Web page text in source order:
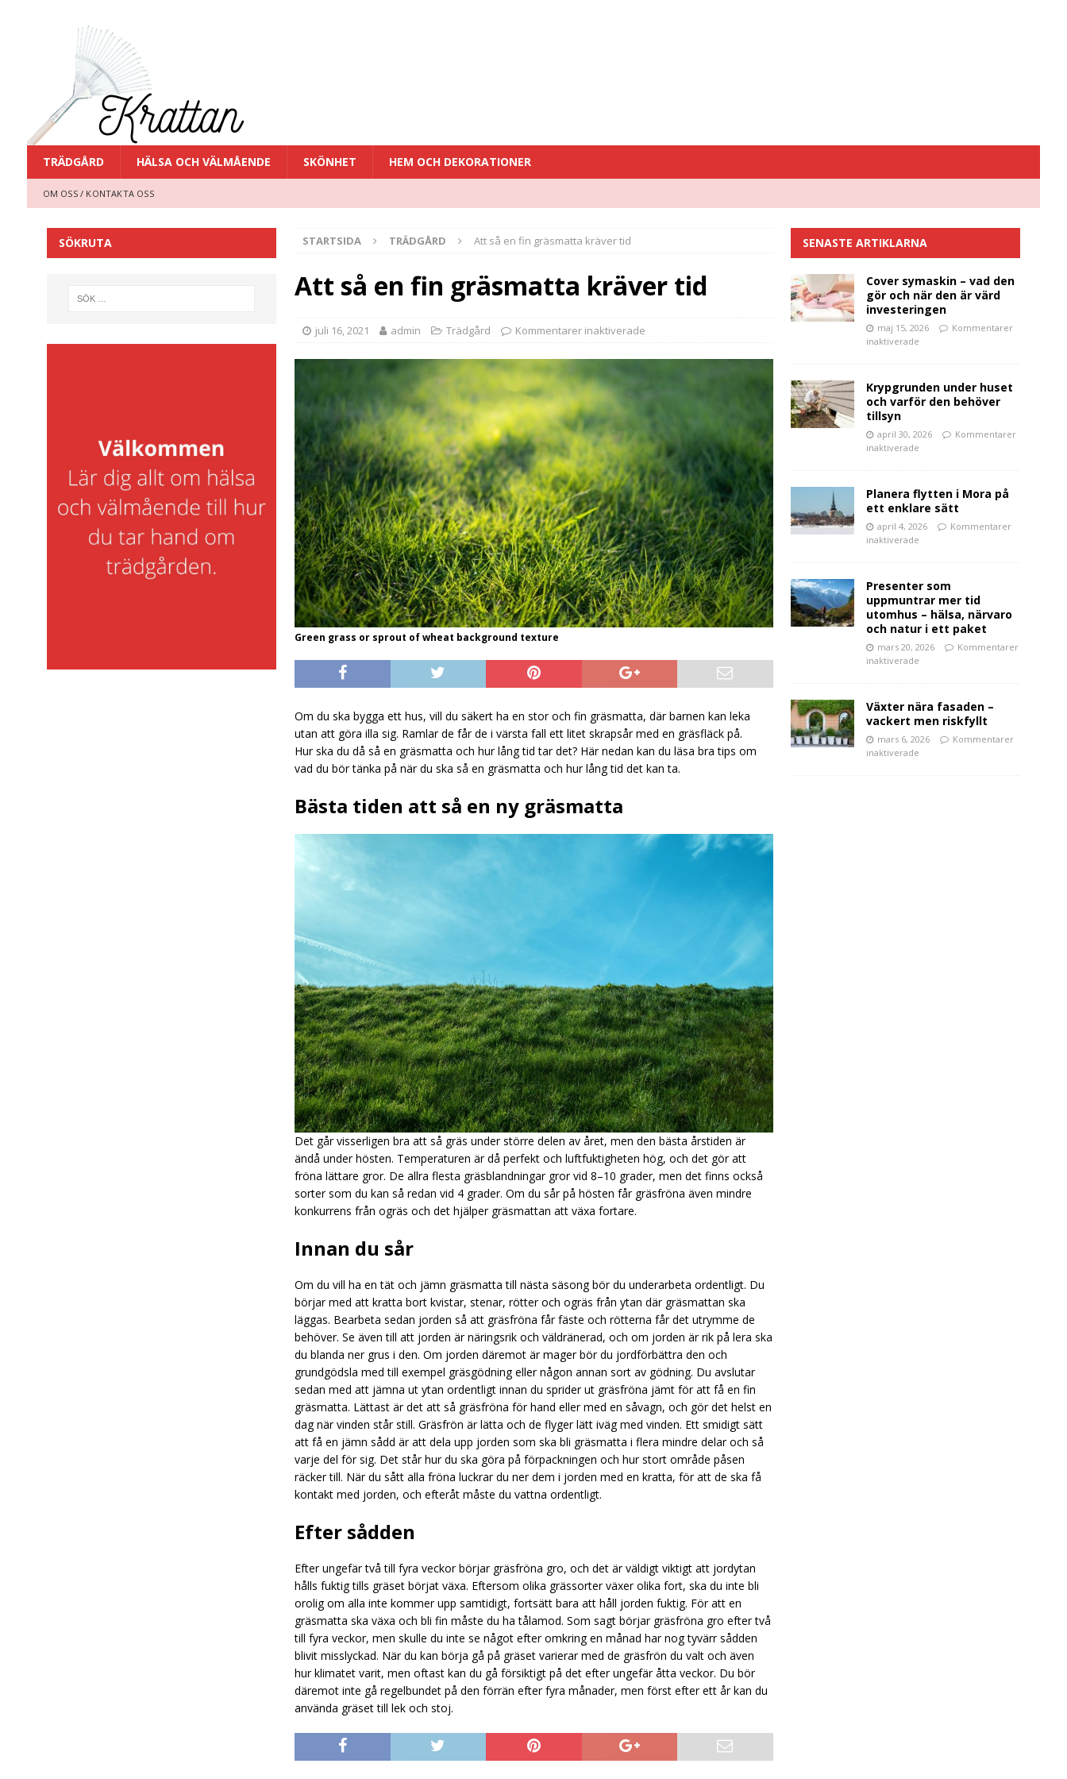
TRÄDGÅRD HÄLSA OCH VÄLMÅENDE SKÖNHET HEM OCH DEKORATIONER
OM OSS / KONTAKTA OSS
STARTSIDA TRÄDGÅRD Att så en fin gräsmatta kräver tid
Att så en fin gräsmatta kräver tid
juli 16, 2021 admin Trädgård Kommentarer inaktiverade
Green grass or sprout of wheat background texture
Om du ska bygga ett hus, vill du säkert ha en stor och fin gräsmatta, där barnen kan leka
utan att göra illa sig. Ramlar de får de i värsta fall ett litet skrapsår med en gräsfläck på.
Hur ska du då så en gräsmatta och hur lång tid tar det? Här nedan kan du läsa bra tips om
vad du bör tänka på när du ska så en gräsmatta och hur lång tid det kan ta.
Bästa tiden att så en ny gräsmatta
Det går visserligen bra att så gräs under större delen av året, men den bästa årstiden är
ändå under hösten. Temperaturen är då perfekt och luftfuktigheten hög, och det gör att
fröna lättare gror. De allra flesta gräsblandningar gror vid 8–10 grader, men det finns också
sorter som du kan så redan vid 4 grader. Om du sår på hösten får gräsfröna även mindre
konkurrens från ogräs och det hjälper gräsmattan att växa fortare.
Innan du sår
Om du vill ha en tät och jämn gräsmatta till nästa säsong bör du underarbeta ordentligt. Du
börjar med att kratta bort kvistar, stenar, rötter och ogräs från ytan där gräsmattan ska
läggas. Bearbeta sedan jorden så att gräsfröna får fäste och rötterna får det utrymme de
behöver. Se även till att jorden är näringsrik och väldränerad, och om jorden är rik på lera ska
du blanda ner grus i den. Om jorden däremot är mager bör du jordförbättra den och
grundgödsla med till exempel gräsgödning eller någon annan sort av gödning. Du avslutar
sedan med att jämna ut ytan ordentligt innan du sprider ut gräsfröna jämt för att få en fin
gräsmatta. Lättast är det att så gräsfröna för hand eller med en såvagn, och gör det helst en
dag när vinden står still. Gräsfrön är lätta och de flyger lätt iväg med vinden. Ett smidigt sätt
att få en jämn sådd är att dela upp jorden som ska bli gräsmatta i flera mindre delar och så
varje del för sig. Det står hur du ska göra på förpackningen och hur stort område påsen
räcker till. När du sått alla fröna luckrar du ner dem i jorden med en kratta, för att de ska få
kontakt med jorden, och efteråt måste du vattna ordentligt.
Efter sådden
Efter ungefär två till fyra veckor börjar gräsfröna gro, och det är väldigt viktigt att jordytan
hålls fuktig tills gräset börjat växa. Eftersom olika grässorter växer olika fort, ska du inte bli
orolig om alla inte kommer upp samtidigt, fortsätt bara att håll jorden fuktig. För att en
gräsmatta ska växa och bli fin måste du ha tålamod. Som sagt börjar gräsfröna gro efter två
till fyra veckor, men skulle du inte se något efter omkring en månad har nog tyvärr sådden
blivit misslyckad. När du kan börja gå på gräset varierar med de gräsfrön du valt och även
hur klimatet varit, men oftast kan du gå försiktigt på det efter ungefär åtta veckor. Du bör
däremot inte gå regelbundet på den förrän efter fyra månader, men först efter ett år kan du
använda gräset till lek och stoj.
SÖKRUTA SENASTE ARTIKLARNA
Cover symaskin – vad den
gör och när den är värd
investeringen
maj 15, 2026
Kommentarer
inaktiverade
Krypgrunden under huset
och varför den behöver
tillsyn
april 30, 2026
Kommentarer
inaktiverade
Planera flytten i Mora på
ett enklare sätt
april 4, 2026
Kommentarer
inaktiverade
Presenter som
uppmuntrar mer tid
utomhus – hälsa, närvaro
och natur i ett paket
mars 20, 2026
Kommentarer
inaktiverade
Växter nära fasaden –
vackert men riskfyllt
mars 6, 2026
Kommentarer
inaktiverade